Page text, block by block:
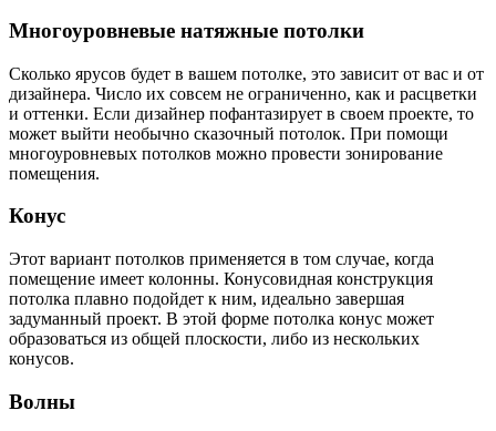
Многоуровневые натяжные потолки
Сколько ярусов будет в вашем потолке, это зависит от вас и от
дизайнера. Число их совсем не ограниченно, как и расцветки
и оттенки. Если дизайнер пофантазирует в своем проекте, то
может выйти необычно сказочный потолок. При помощи
многоуровневых потолков можно провести зонирование
помещения.
Конус
Этот вариант потолков применяется в том случае, когда
помещение имеет колонны. Конусовидная конструкция
потолка плавно подойдет к ним, идеально завершая
задуманный проект. В этой форме потолка конус может
образоваться из общей плоскости, либо из нескольких
конусов.
Волны